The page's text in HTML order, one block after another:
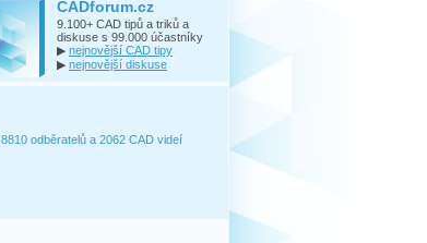
CADforum.cz
9.100+ CAD tipů a triků a
diskuse s 99.000 účastníky
▶ nejnovější CAD tipy
▶ nejnovější diskuse
8810 odběratelů a 2062 CAD videí